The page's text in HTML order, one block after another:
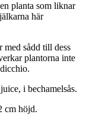
planta som liknar
här
med sådd till dess
plantorna inte
i bechamelsås.
cm höjd.